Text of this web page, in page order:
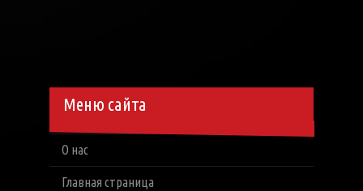
Меню сайта
О нас
Главная страница